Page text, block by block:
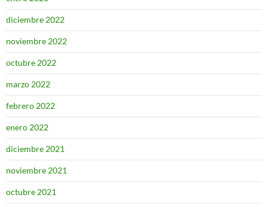
diciembre 2022
noviembre 2022
octubre 2022
marzo 2022
febrero 2022
enero 2022
diciembre 2021
noviembre 2021
octubre 2021